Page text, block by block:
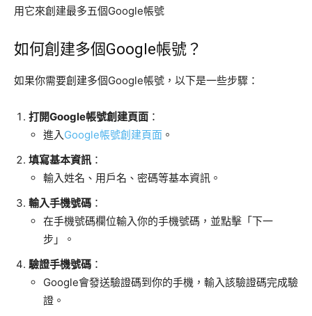
用它來創建最多五個Google帳號
如何創建多個Google帳號？
如果你需要創建多個Google帳號，以下是一些步驟：
打開Google帳號創建頁面 ：
進入 Google帳號創建頁面 。
填寫基本資訊 ：
輸入姓名、用戶名、密碼等基本資訊。
輸入手機號碼 ：
在手機號碼欄位輸入你的手機號碼，並點擊「下一
步」。
驗證手機號碼 ：
Google會發送驗證碼到你的手機，輸入該驗證碼完成驗
證。